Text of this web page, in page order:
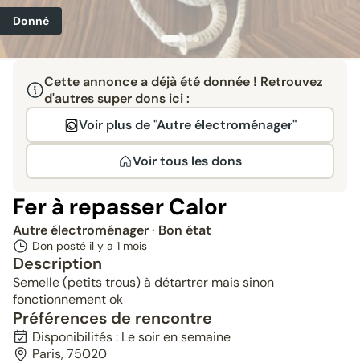
Donné
Cette annonce a déjà été donnée ! Retrouvez
d'autres super dons ici :
Voir plus de "Autre électroménager"
Voir tous les dons
Fer à repasser Calor
Autre électroménager· Bon état
Don posté il y a 1 mois
Description
Semelle (petits trous) à détartrer mais sinon
fonctionnement ok
Préférences de rencontre
Disponibilités : Le soir en semaine
Paris, 75020